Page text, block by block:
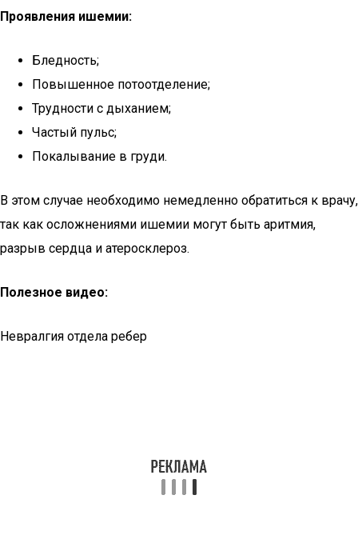
Проявления ишемии:
Бледность;
Повышенное потоотделение;
Трудности с дыханием;
Частый пульс;
Покалывание в груди.
В этом случае необходимо немедленно обратиться к врачу,
так как осложнениями ишемии могут быть аритмия,
разрыв сердца и атеросклероз.
Полезное видео:
Невралгия отдела ребер